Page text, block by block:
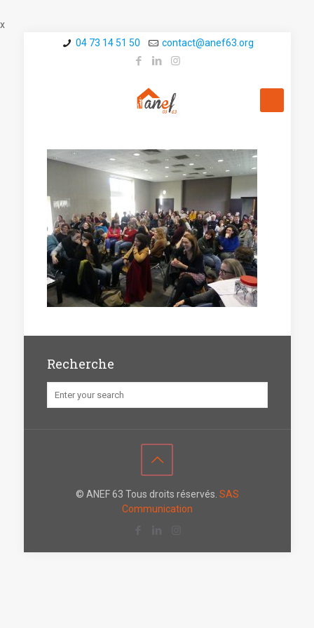
x
04 73 14 51 50
contact@a­nef63.org
Recherche
© ANEF 63 Tous droits réservés. SAS
Communication